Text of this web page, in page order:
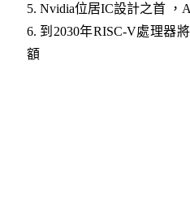
5. Nvidia位居IC設計之首 ，
6. 到2030年RISC-V處理器
額